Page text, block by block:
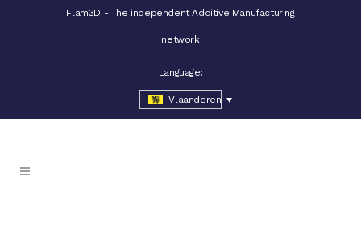
Flam3D - The independent Additive Manufacturing
network
Language:
Vlaanderen